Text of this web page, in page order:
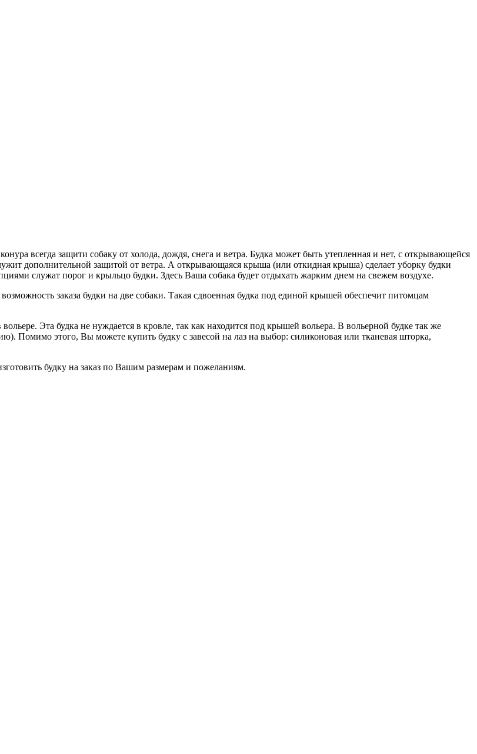
всегда защити собаку от холода, дождя, снега и ветра. Будка может быть утепленная и нет, с открывающейся
дополнительной защитой от ветра. А открывающаяся крыша (или откидная крыша) сделает уборку будки
служат порог и крыльцо будки. Здесь Ваша собака будет отдыхать жарким днем на свежем воздухе.
заказа будки на две собаки. Такая сдвоенная будка под единой крышей обеспечит питомцам
Эта будка не нуждается в кровле, так как находится под крышей вольера. В вольерной будке так же
Помимо этого, Вы можете купить будку с завесой на лаз на выбор: силиконовая или тканевая шторка,
будку на заказ по Вашим размерам и пожеланиям.